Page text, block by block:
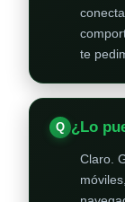
te
¿Lo
Claro.